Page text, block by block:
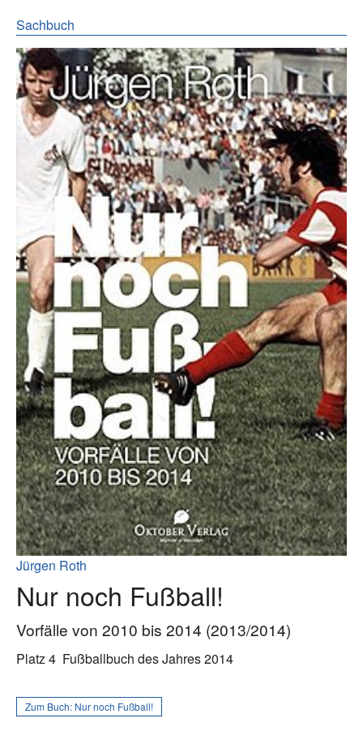
Sachbuch
Jürgen Roth
Nur noch Fußball!
Vorfälle von 2010 bis 2014 (2013/2014)
Platz 4 Fußballbuch des Jahres 2014
Zum Buch: Nur noch Fußball!